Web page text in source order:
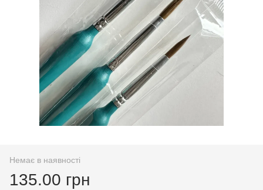
Немає в наявності
135.00 грн